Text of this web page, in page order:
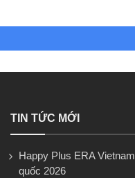
TIN TỨC MỚI
Happy Plus ERA
quốc 2026